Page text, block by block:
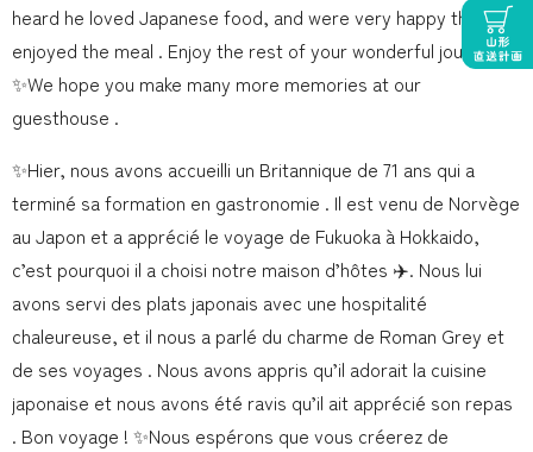
heard he loved Japanese food, and were very happy that he
enjoyed the meal . Enjoy the rest of your wonderful journey!
✨We hope you make many more memories at our
guesthouse .
✨Hier, nous avons accueilli un Britannique de 71 ans qui a
terminé sa formation en gastronomie . Il est venu de Norvège
au Japon et a apprécié le voyage de Fukuoka à Hokkaido,
c’est pourquoi il a choisi notre maison d’hôtes ✈️. Nous lui
avons servi des plats japonais avec une hospitalité
chaleureuse, et il nous a parlé du charme de Roman Grey et
de ses voyages . Nous avons appris qu’il adorait la cuisine
japonaise et nous avons été ravis qu’il ait apprécié son repas
. Bon voyage ! ✨Nous espérons que vous créerez de